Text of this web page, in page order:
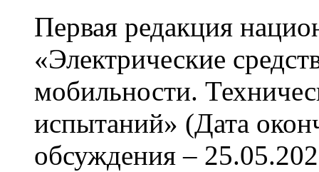
Первая редакция
«Электрические
мобильности.
испытаний» (Дата
обсуждения –